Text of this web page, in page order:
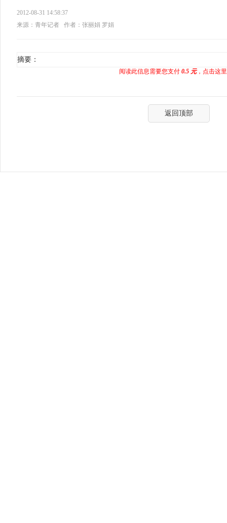
2012-08-31 14:58:37
来源：青年记者
作者：张丽娟 罗娟
摘要：
阅读此信息需要您支付 0.5 元，点击这
返回顶部